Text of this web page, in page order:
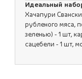
Идеальный
Хачапури
рубленого мяса,
зеленью) - 1 шт,
сацебели - 1 шт,